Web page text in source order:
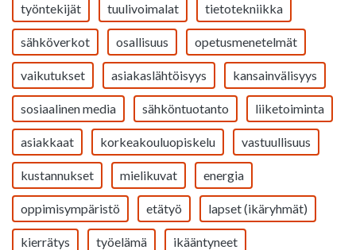
työntekijät tuulivoimalat tietotekniikka
sähköverkot osallisuus opetusmenetelmät
vaikutukset asiakaslähtöisyys kansainvälisyys
sosiaalinen media sähköntuotanto liiketoiminta
asiakkaat korkeakouluopiskelu vastuullisuus
kustannukset mielikuvat energia
oppimisympäristö etätyö lapset (ikäryhmät)
kierrätys työelämä ikääntyneet